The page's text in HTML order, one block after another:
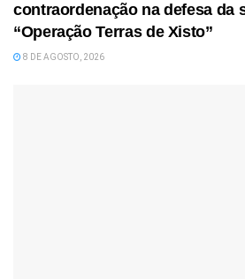
contraordenação na defesa da
“Operação Terras de Xisto”
8 DE AGOSTO, 2026